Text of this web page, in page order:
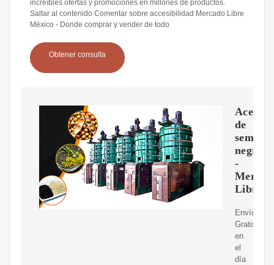
increíbles ofertas y promociones en millones de productos.
Saltar al contenido Comentar sobre accesibilidad Mercado Libre
México - Donde comprar y vender de todo
Obtener consulta
Aceite
de
semilla
negra
-
Libre
Envíos
Gratis
en
el
día